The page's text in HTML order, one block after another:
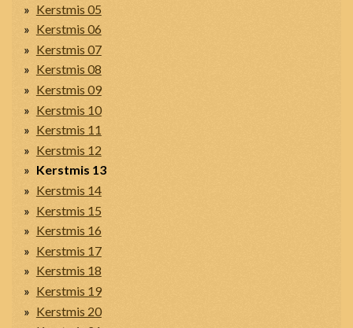
Kerstmis 05
Kerstmis 06
Kerstmis 07
Kerstmis 08
Kerstmis 09
Kerstmis 10
Kerstmis 11
Kerstmis 12
Kerstmis 13
Kerstmis 14
Kerstmis 15
Kerstmis 16
Kerstmis 17
Kerstmis 18
Kerstmis 19
Kerstmis 20